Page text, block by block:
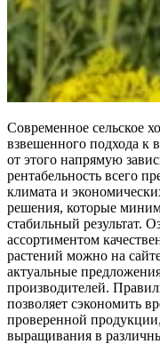
Современное сельское
взвешенного подхода к
от этого напрямую
рентабельность всего
климата и
решения, которые
стабильный результат.
ассортиментом
растений можно на
актуальные
производителей.
позволяет сэкономить
проверенной
выращивания в